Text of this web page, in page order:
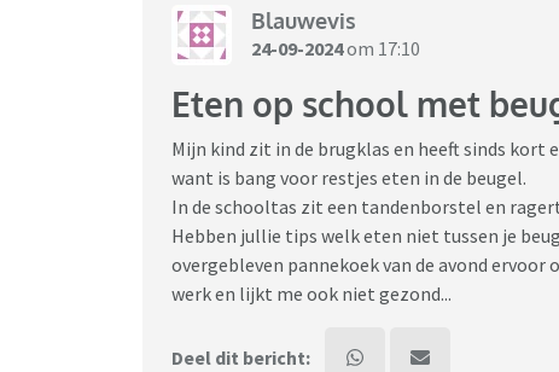
Blauwevis
24-09-2024om 17:10
Eten op school met
Mijn kind zit in de brugklas en heeft sinds kort
want is bang voor restjes eten in de beugel.
In de schooltas zit een tandenborstel en
Hebben jullie tips welk eten niet tussen je
overgebleven pannekoek van de avond ervoor
werk en lijkt me ook niet gezond...
Deel dit bericht: